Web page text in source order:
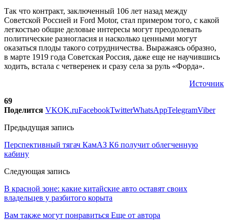
Так что контракт, заключенный 106 лет назад между
Советской Россией и Ford Motor, стал примером того, с какой
легкостью общие деловые интересы могут преодолевать
политические разногласия и насколько ценными могут
оказаться плоды такого сотрудничества. Выражаясь образно,
в марте 1919 года Советская Россия, даже еще не научившись
ходить, встала с четверенек и сразу села за руль «Форда».
Источник
69
Поделится VKOK.ruFacebookTwitterWhatsAppTelegramViber
Предыдущая запись
Перспективный тягач КамАЗ К6 получит облегченную
кабину
Следующая запись
В красной зоне: какие китайские авто оставят своих
владельцев у разбитого корыта
Вам также могут понравиться Еще от автора